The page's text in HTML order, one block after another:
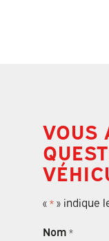
VOUS
«* » indique
Nom *